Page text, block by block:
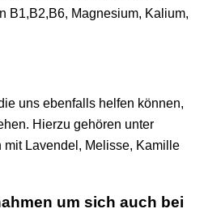
B1,B2,B6, Magnesium, Kalium,
uns ebenfalls helfen können,
Hierzu gehören unter
mit Lavendel, Melisse, Kamille
um sich auch bei